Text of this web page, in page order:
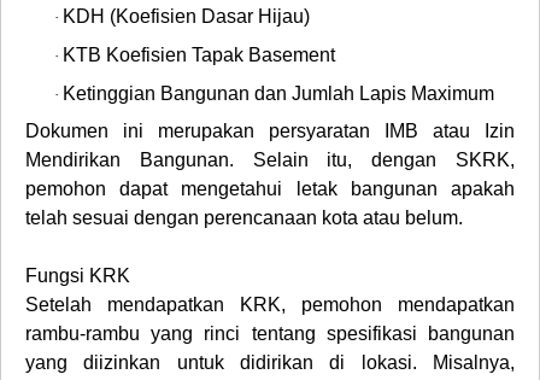
· KDH (Koefisien Dasar Hijau)
· KTB Koefisien Tapak Basement
· Ketinggian Bangunan dan Jumlah Lapis Maximum
Dokumen ini merupakan persyaratan IMB atau Izin
Mendirikan Bangunan. Selain itu, dengan SKRK,
pemohon dapat mengetahui letak bangunan apakah
telah sesuai dengan perencanaan kota atau belum.
Fungsi KRK
Setelah mendapatkan KRK, pemohon mendapatkan
rambu-rambu yang rinci tentang spesifikasi bangunan
yang diizinkan untuk didirikan di lokasi. Misalnya,